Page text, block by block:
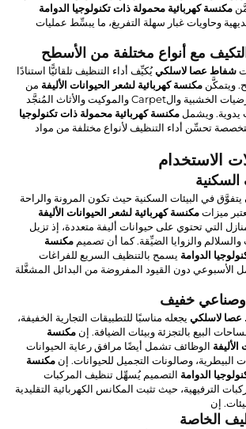
مكنسة كهربائية محمولة ذات تكنولوجيا الدوامة
وحاويات غبار سهلة التفريغ، ما يبسِّط عمليات
مع أنواع مختلفة من الأسطح
شفاط عصا لاسلكييُكيِّف أداء التنظيف تلقائيًّا استنادًا
ويتمكَّن مكنسة كهربائية لشعر الحيوانات الأليفة من
الانتقال السلس بين الأرضيات الخشبية والCarpet والموكيت والأثاث المُنجَّد
يدوية. ويشمل مكنسة كهربائية محمولة ذات تكنولوجيا
تحسِّن أداء التنظيف لأنواع مختلفة من مواد
الاستخدام
يتفوَّق في البيئات السكنية حيث تكون المرونة والراحة
ميزاتمكنسة كهربائية لشعر الحيوانات الأليفة
التي تحتوي على حيوانات أليفة متعددة، إذ تزيل
والزوايا الضيِّقة. كما أن تصميم مكنسة
الدوامة يسمح بالتنظيف السريع للفراغات
الأسبوعي دون القيود المفروضة من البدائل المشغَّلة
وصناعي خفيف
لاسلكي يجعله مناسبًا للتطبيقات التجارية الخفيفة،
البيع بالتجزئة وبيئات الضيافة. إن مكنسة
الوظائف تشمل أيضًا مرافق رعاية الحيوانات
البيطرية، وصالونات التجميل للحيوانات. إن مكنسة
الدوامة التصميم يُسهِّل تنظيف المركبات
الترفيهية، حيث تثبت المكانس الكهربائية التقليدية
إن
الخاصة